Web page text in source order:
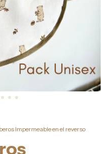
Impermeable en el reverso